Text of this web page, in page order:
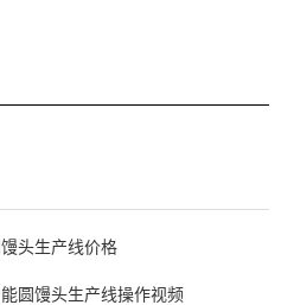
头生产线价格
圆馒头生产线操作视频